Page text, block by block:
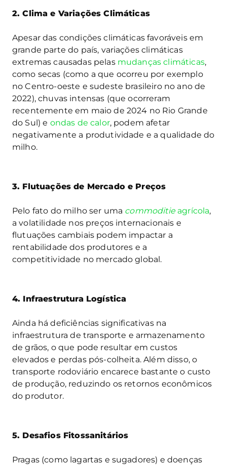
2. Clima e Variações Climáticas
Apesar das condições climáticas favoráveis em
grande parte do país, variações climáticas
extremas causadas pelas mudanças climáticas,
como secas (como a que ocorreu por exemplo
no Centro-oeste e sudeste brasileiro no ano de
2022), chuvas intensas (que ocorreram
recentemente em maio de 2024 no Rio Grande
do Sul) e ondas de calor, podem afetar
negativamente a produtividade e a qualidade do
milho.
3. Flutuações de Mercado e Preços
Pelo fato do milho ser uma commoditieagrícola,
a volatilidade nos preços internacionais e
flutuações cambiais podem impactar a
rentabilidade dos produtores e a
competitividade no mercado global.
4. Infraestrutura Logística
Ainda há deficiências significativas na
infraestrutura de transporte e armazenamento
de grãos, o que pode resultar em custos
elevados e perdas pós-colheita. Além disso, o
transporte rodoviário encarece bastante o custo
de produção, reduzindo os retornos econômicos
do produtor.
5. Desafios Fitossanitários
Pragas (como lagartas e sugadores) e doenças